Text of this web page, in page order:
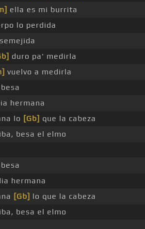
ella es mi burrita
lo perdida
duro pa' medirla
vuelvo a medirla
hermana
lo [Gb] que la cabeza
besa el elmo
hermana
[Gb] lo que la cabeza
besa el elmo